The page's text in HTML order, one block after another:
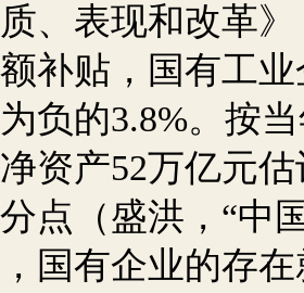
、表现和改革
补贴，国有工
负的3.8%。按
资产52万亿元
点（盛洪，“中
国有企业的存